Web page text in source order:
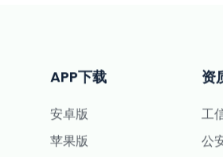
APP下载
安卓版
苹果版
资
工
公